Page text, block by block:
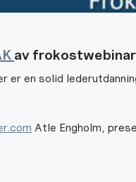
av
er en solid
Atle Engholm,